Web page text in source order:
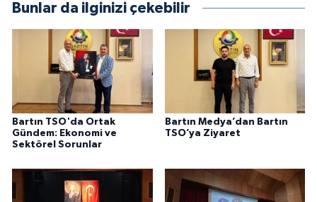
Bunlar da ilginizi çekebilir
Bartın TSO'da Ortak
Gündem: Ekonomi ve
Sektörel Sorunlar
Bartın Medya’dan Bartın
TSO’ya Ziyaret